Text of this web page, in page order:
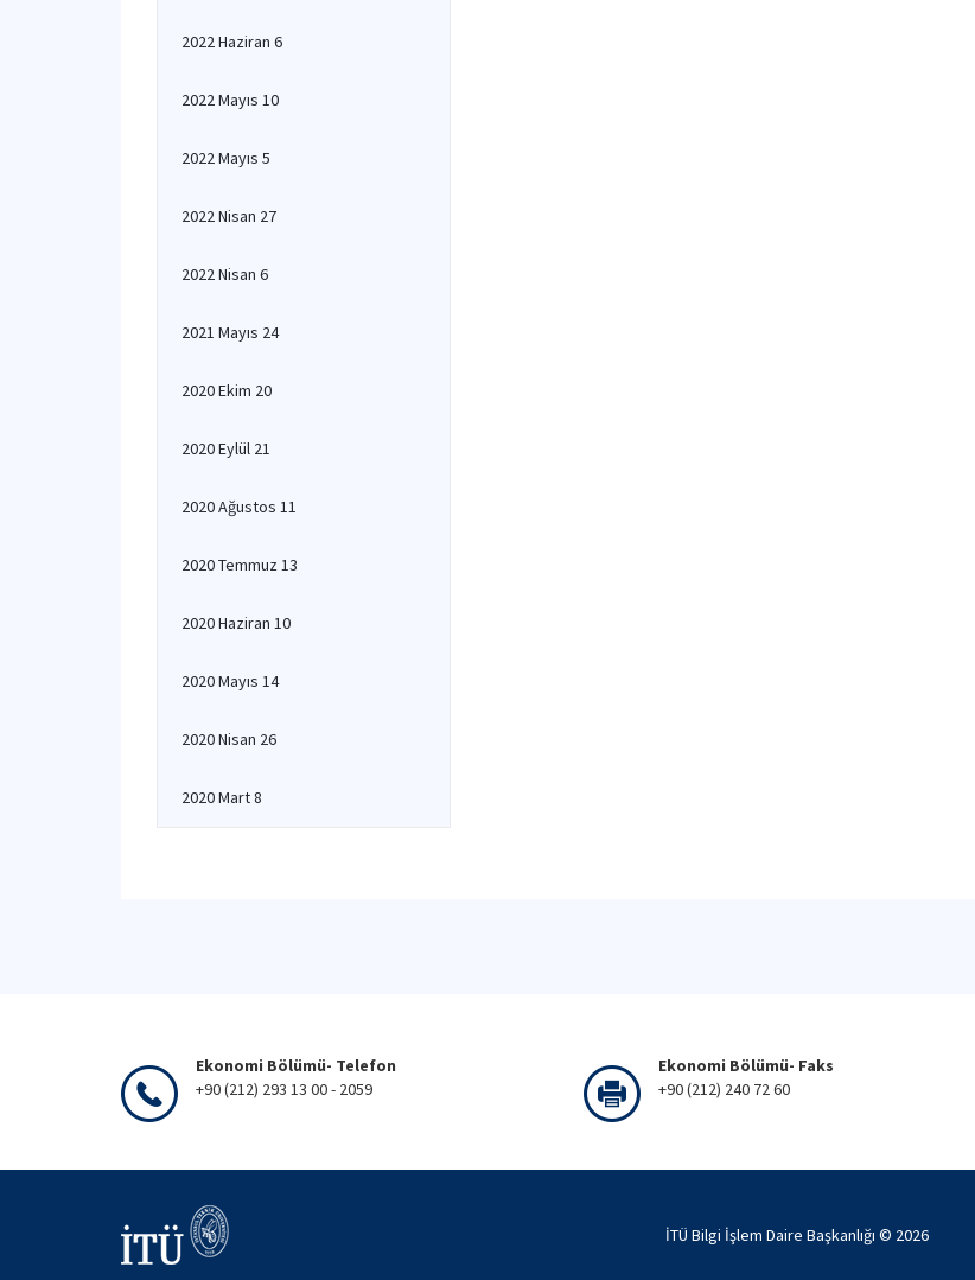
2022 Haziran 6
2022 Mayıs 10
2022 Mayıs 5
2022 Nisan 27
2022 Nisan 6
2021 Mayıs 24
2020 Ekim 20
2020 Eylül 21
2020 Ağustos 11
2020 Temmuz 13
2020 Haziran 10
2020 Mayıs 14
2020 Nisan 26
2020 Mart 8
Ekonomi Bölümü- Telefon
+90 (212) 293 13 00 - 2059
Ekonomi Bölümü- Faks
+90 (212) 240 72 60
İTÜ Bilgi İşlem Daire Başkanlığı © 2026